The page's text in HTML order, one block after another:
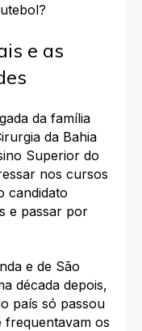
e as
da família
da Bahia
Superior do
nos cursos
candidato
e passar por
e de São
década depois,
país só passou
frequentavam os